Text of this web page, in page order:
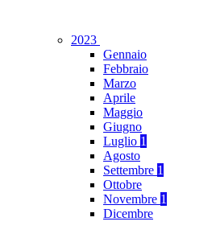
2023
Gennaio
Febbraio
Marzo
Aprile
Maggio
Giugno
Luglio 1
Agosto
Settembre 1
Ottobre
Novembre 1
Dicembre